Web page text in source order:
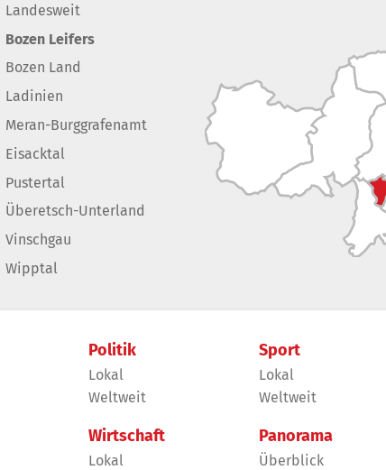
Landesweit
Bozen Leifers
Bozen Land
Ladinien
Meran-Burggrafenamt
Eisacktal
Pustertal
Überetsch-Unterland
Vinschgau
Wipptal
Politik
Lokal
Weltweit
Wirtschaft
Lokal
Sport
Lokal
Weltweit
Panorama
Überblick